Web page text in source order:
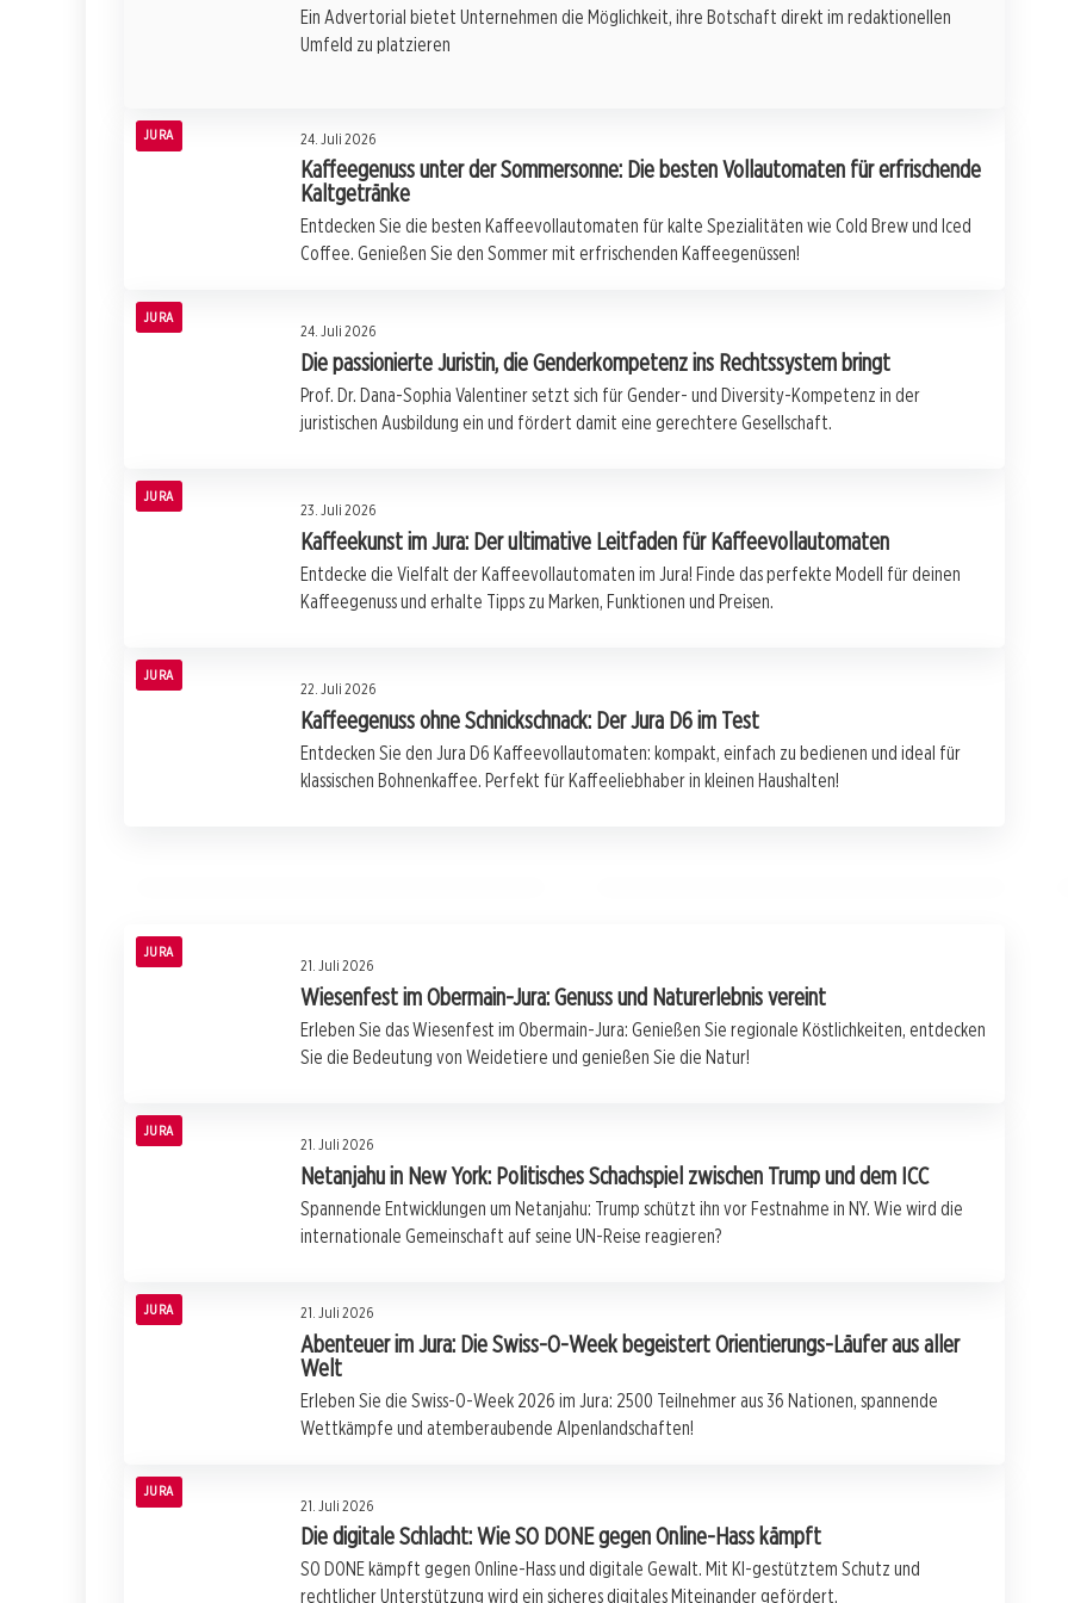
Ein Advertorial bietet Unternehmen die Möglichkeit, ihre Botschaft direkt im redaktionellen
Umfeld zu platzieren
JURA 24. Juli 2026
Kaffeegenuss unter der Sommersonne: Die besten Vollautomaten für erfrischende
Kaltgetränke
Entdecken Sie die besten Kaffeevollautomaten für kalte Spezialitäten wie Cold Brew und Iced
Coffee. Genießen Sie den Sommer mit erfrischenden Kaffeegenüssen!
JURA
24. Juli 2026
Die passionierte Juristin, die Genderkompetenz ins Rechtssystem bringt
Prof. Dr. Dana-Sophia Valentiner setzt sich für Gender- und Diversity-Kompetenz in der
juristischen Ausbildung ein und fördert damit eine gerechtere Gesellschaft.
JURA
23. Juli 2026
Kaffeekunst im Jura: Der ultimative Leitfaden für Kaffeevollautomaten
Entdecke die Vielfalt der Kaffeevollautomaten im Jura! Finde das perfekte Modell für deinen
Kaffeegenuss und erhalte Tipps zu Marken, Funktionen und Preisen.
JURA
22. Juli 2026
Kaffeegenuss ohne Schnickschnack: Der Jura D6 im Test
Entdecken Sie den Jura D6 Kaffeevollautomaten: kompakt, einfach zu bedienen und ideal für
klassischen Bohnenkaffee. Perfekt für Kaffeeliebhaber in kleinen Haushalten!
Klaas Wibker und die Revolution des
22. Juli 2026
Sonne, Gewitter und Klimawandel: Ein
JURA
21. Juli 2026
Wiesenfest im Obermain-Jura: Genuss und Naturerlebnis vereint
Erleben Sie das Wiesenfest im Obermain-Jura: Genießen Sie regionale Köstlichkeiten, entdecken
Sie die Bedeutung von Weidetiere und genießen Sie die Natur!
JURA
21. Juli 2026
Netanjahu in New York: Politisches Schachspiel zwischen Trump und dem ICC
Spannende Entwicklungen um Netanjahu: Trump schützt ihn vor Festnahme in NY. Wie wird die
internationale Gemeinschaft auf seine UN-Reise reagieren?
JURA 21. Juli 2026
Abenteuer im Jura: Die Swiss-O-Week begeistert Orientierungs-Läufer aus aller
Welt
Erleben Sie die Swiss-O-Week 2026 im Jura: 2500 Teilnehmer aus 36 Nationen, spannende
Wettkämpfe und atemberaubende Alpenlandschaften!
JURA
21. Juli 2026
Die digitale Schlacht: Wie SO DONE gegen Online-Hass kämpft
SO DONE kämpft gegen Online-Hass und digitale Gewalt. Mit KI-gestütztem Schutz und
rechtlicher Unterstützung wird ein sicheres digitales Miteinander gefördert.